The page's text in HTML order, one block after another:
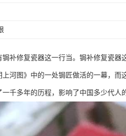
补修复瓷器这一行当。锔补修复瓷
河图》中的一处锔匠做活的一幕，
千多年的历程，影响了中国多少代人